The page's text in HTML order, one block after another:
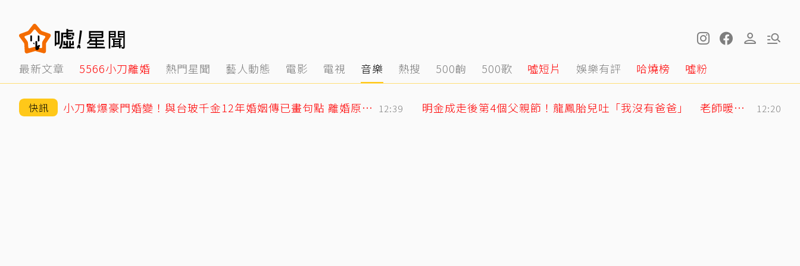
最新文章 5566小刀離婚 熱門星聞 藝人動態 電影 電視 音樂 熱搜 500齣 500歌 噓短片 娛樂有評 哈燒榜 噓粉
快訊 小刀驚爆豪門婚變！與台玻千金12年婚姻傳已畫句點 離婚原因曝光 12:39 明金成走後第4個父親節！龍鳳胎兒吐「我沒有爸爸」 老師暖回一句話全網鼻酸 12:20